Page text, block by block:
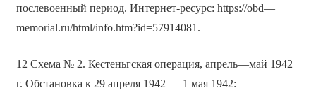
послевоенный период. Интернет-ресурс: https://obd—
memorial.ru/html/info.htm?id=57914081.
12 Схема № 2. Кестеньгская операция, апрель—май 1942
г. Обстановка к 29 апреля 1942 — 1 мая 1942: